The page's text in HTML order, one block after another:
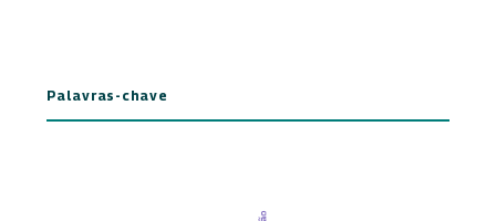
Palavras-chave